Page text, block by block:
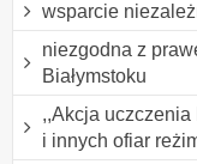
wsparcie
niezgodna z
Białymstoku
,,Akcja uczczenia
i innych ofiar